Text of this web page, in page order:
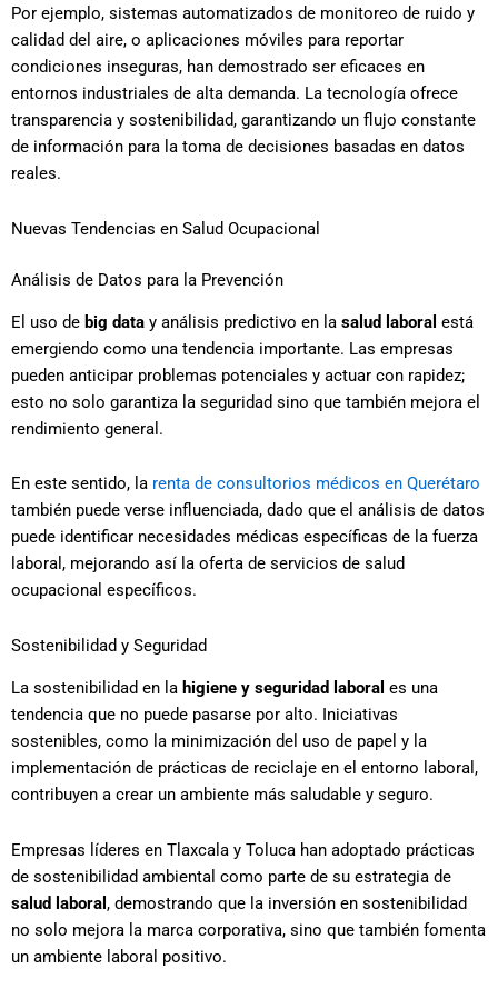
Por ejemplo, sistemas automatizados de monitoreo de ruido y
calidad del aire, o aplicaciones móviles para reportar
condiciones inseguras, han demostrado ser eficaces en
entornos industriales de alta demanda. La tecnología ofrece
transparencia y sostenibilidad, garantizando un flujo constante
de información para la toma de decisiones basadas en datos
reales.
Nuevas Tendencias en Salud Ocupacional
Análisis de Datos para la Prevención
El uso de big data y análisis predictivo en la salud laboral está
emergiendo como una tendencia importante. Las empresas
pueden anticipar problemas potenciales y actuar con rapidez;
esto no solo garantiza la seguridad sino que también mejora el
rendimiento general.
En este sentido, la renta de consultorios médicos en Querétaro
también puede verse influenciada, dado que el análisis de datos
puede identificar necesidades médicas específicas de la fuerza
laboral, mejorando así la oferta de servicios de salud
ocupacional específicos.
Sostenibilidad y Seguridad
La sostenibilidad en la higiene y seguridad laboral es una
tendencia que no puede pasarse por alto. Iniciativas
sostenibles, como la minimización del uso de papel y la
implementación de prácticas de reciclaje en el entorno laboral,
contribuyen a crear un ambiente más saludable y seguro.
Empresas líderes en Tlaxcala y Toluca han adoptado prácticas
de sostenibilidad ambiental como parte de su estrategia de
salud laboral , demostrando que la inversión en sostenibilidad
no solo mejora la marca corporativa, sino que también fomenta
un ambiente laboral positivo.